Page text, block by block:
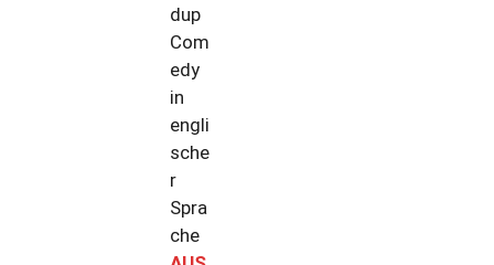
dup
Com
edy
in
engli
sche
r
Spra
che